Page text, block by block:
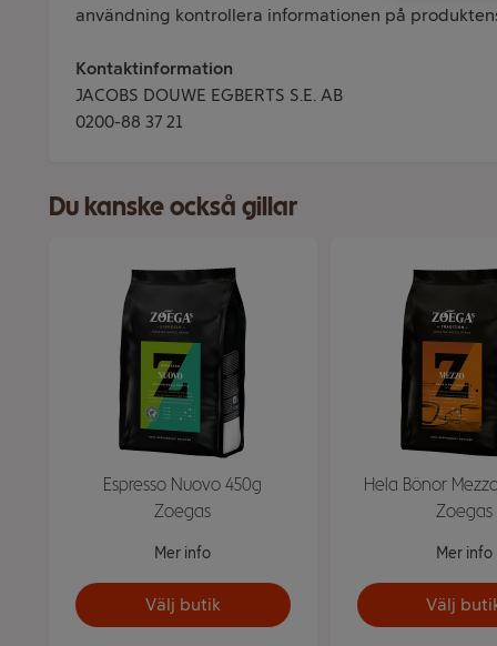
användning kontrollera informationen på
Kontaktinformation
JACOBS DOUWE EGBERTS S.E. AB
0200-88 37 21
Du kanske också gillar
Espresso Nuovo 450g
Zoegas
Mer info
Välj butik
Hela Bönor
Zoegas
Mer info
Välj